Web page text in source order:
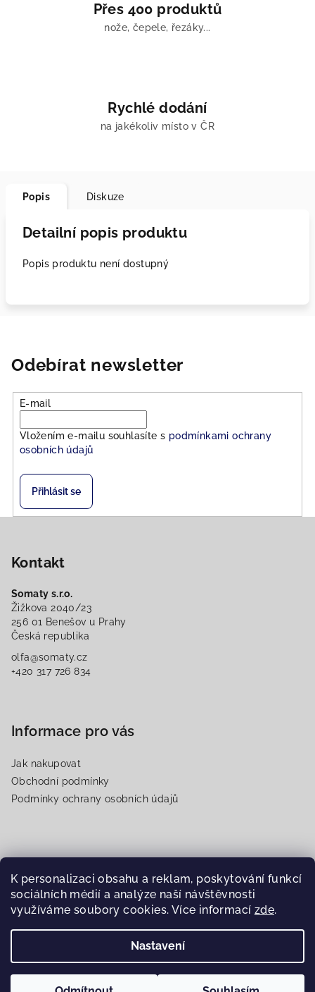
K personalizaci obsahu a reklam, poskytování funkcí
sociálních médií a analýze naší návštěvnosti
využíváme soubory cookies. Více informací zde.
Nastavení
Přes 400 produktů
nože, čepele, řezáky...
Rychlé dodání
na jakékoliv místo v ČR
Popis Diskuze
Detailní popis produktu
Popis produktu není dostupný
Odebírat newsletter
E-mail
Vložením e-mailu souhlasíte s podmínkami ochrany
osobních údajů
Přihlásit se
Kontakt
Somaty s.r.o.
Žižkova 2040/23
256 01 Benešov u Prahy
Česká republika
olfa@somaty.cz
+420 317 726 834
Informace pro vás
Jak nakupovat
Obchodní podmínky
Podmínky ochrany osobních údajů
Přijímáme online platby
nastavení cookies